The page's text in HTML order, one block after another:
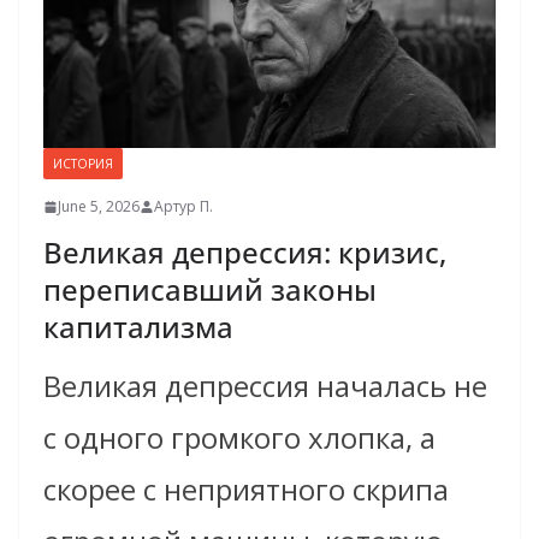
ИСТОРИЯ
June 5, 2026 Артур П.
Великая депрессия: кризис,
переписавший законы
капитализма
Великая депрессия началась не
с одного громкого хлопка, а
скорее с неприятного скрипа